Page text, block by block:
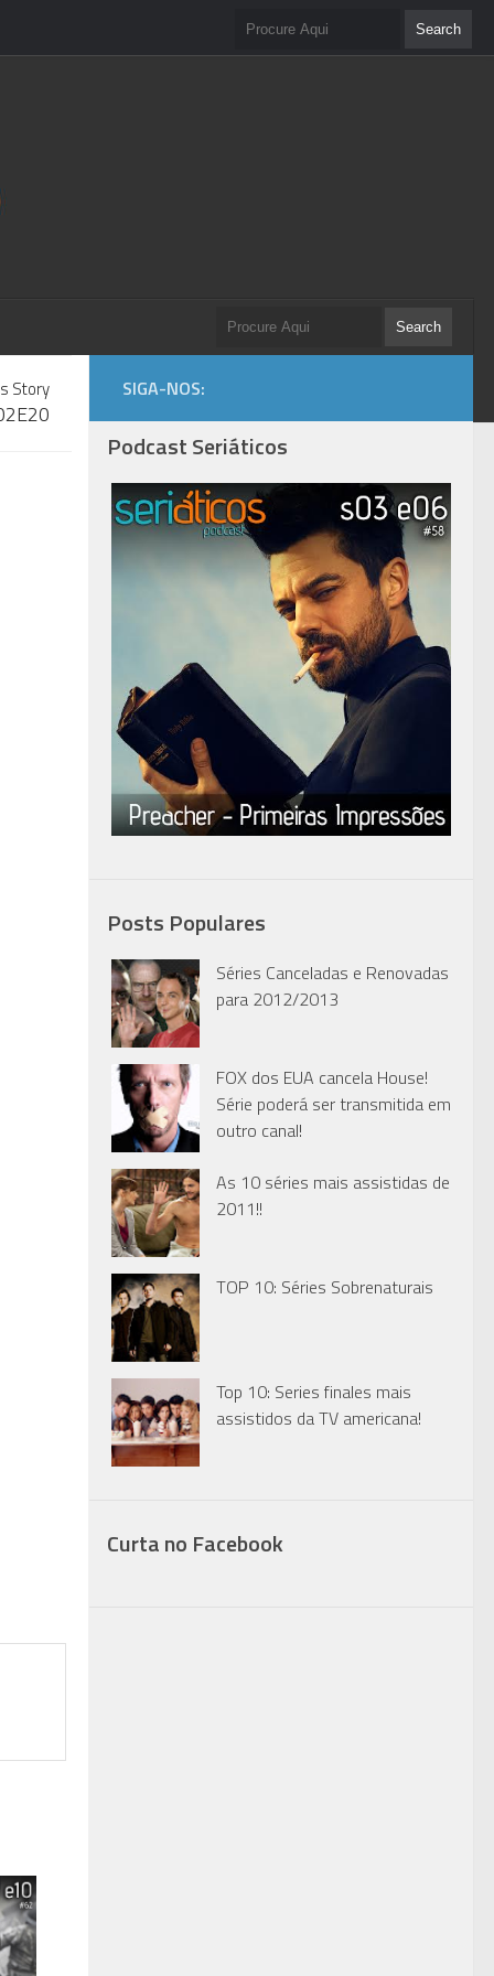
Story SIGA-NOS:
Podcast Seriáticos
Posts Populares
Séries Canceladas e Renovadas
para 2012/2013
FOX dos EUA cancela House!
Série poderá ser transmitida em
outro canal!
As 10 séries mais assistidas de
2011!!
TOP 10: Séries Sobrenaturais
Top 10: Series finales mais
assistidos da TV americana!
Curta no Facebook